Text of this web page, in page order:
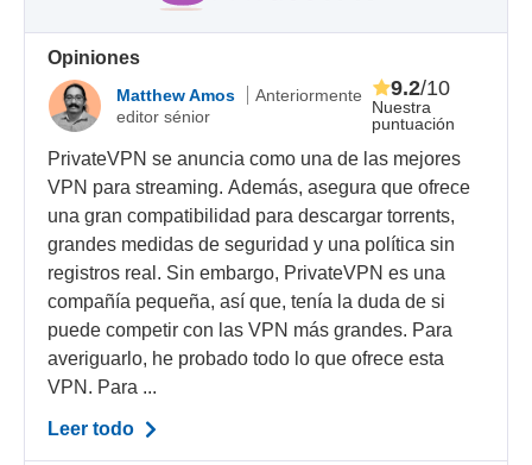
Opiniones
Matthew Amos
Anteriormente
editor sénior
Nuestra
puntuación
9.2/10
PrivateVPN se anuncia como una de las mejores
VPN para streaming. Además, asegura que ofrece
una gran compatibilidad para descargar torrents,
grandes medidas de seguridad y una política sin
registros real. Sin embargo, PrivateVPN es una
compañía pequeña, así que, tenía la duda de si
puede competir con las VPN más grandes. Para
averiguarlo, he probado todo lo que ofrece esta
VPN. Para ...
Leer todo